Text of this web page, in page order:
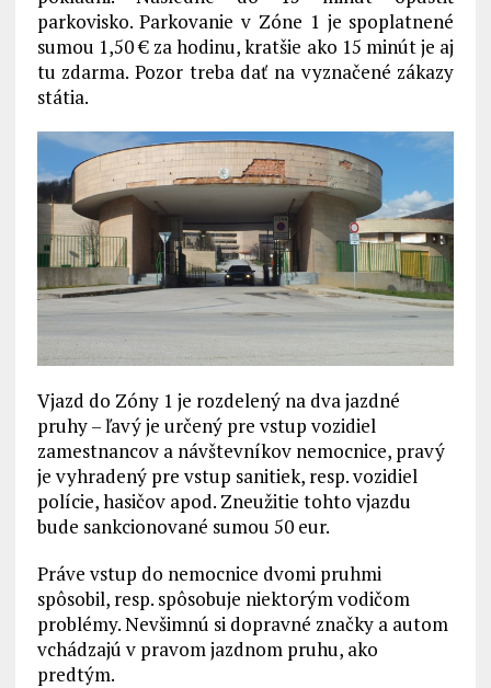
parkovisko. Parkovanie v Zóne 1 je spoplatnené
sumou 1,50 € za hodinu, kratšie ako 15 minút je aj
tu zdarma. Pozor treba dať na vyznačené zákazy
státia.
Vjazd do Zóny 1 je rozdelený na dva jazdné
pruhy – ľavý je určený pre vstup vozidiel
zamestnancov a návštevníkov nemocnice, pravý
je vyhradený pre vstup sanitiek, resp. vozidiel
polície, hasičov apod. Zneužitie tohto vjazdu
bude sankcionované sumou 50 eur.
Práve vstup do nemocnice dvomi pruhmi
spôsobil, resp. spôsobuje niektorým vodičom
problémy. Nevšimnú si dopravné značky a autom
vchádzajú v pravom jazdnom pruhu, ako
predtým.